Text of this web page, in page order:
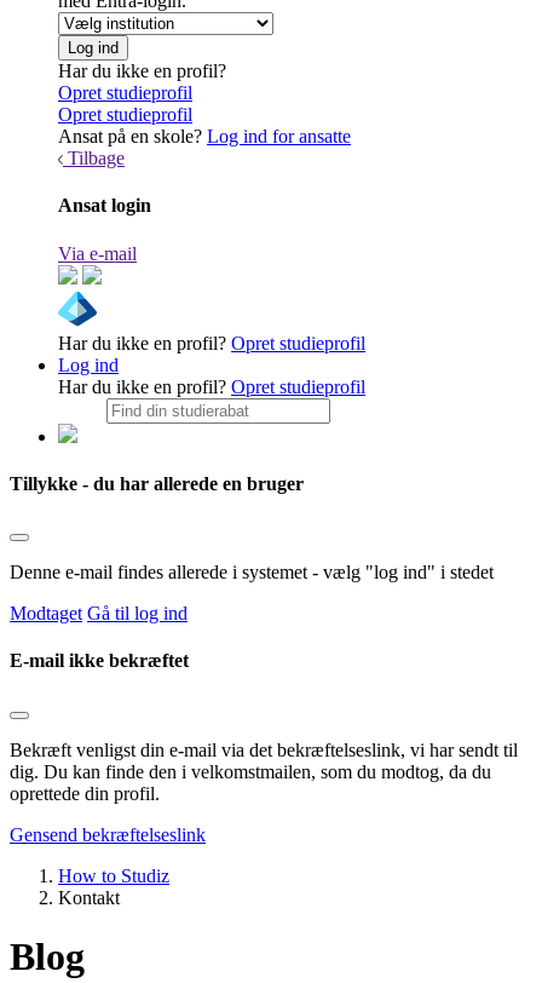
Har du ikke en profil?
Opret studieprofil
Opret studieprofil
Ansat på en skole? Log ind for ansatte
Tilbage
Ansat login
Via e-mail
Har du ikke en profil? Opret studieprofil
Log ind
Har du ikke en profil? Opret studieprofil
Tillykke - du har allerede en bruger
Denne e-mail findes allerede i systemet - vælg "log ind" i stedet
Modtaget Gå til log ind
E-mail ikke bekræftet
Bekræft venligst din e-mail via det bekræftelseslink, vi har sendt til
dig. Du kan finde den i velkomstmailen, som du modtog, da du
oprettede din profil.
Gensend bekræftelseslink
How to Studiz
Kontakt
Blog